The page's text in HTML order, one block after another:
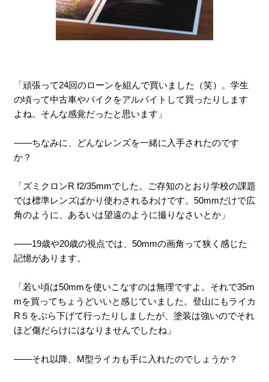
「頑張って24回のローンを組んで買いました（笑）。学生
の頃って中古車やバイクをアルバイトして買ったりします
よね。そんな感覚だったと思います」
――ちなみに、どんなレンズを一緒に入手されたのです
か？
「ズミクロンR f2/35mmでした。ご存知のとおり学校の課題
では標準レンズばかり使わされるわけです。50mmだけで広
角のように、あるいは望遠のように撮りなさいとか」
――19歳や20歳の視点では、50mmの画角って狭く感じた
記憶があります。
「若い頃は50mmを使いこなすのは無理ですよ。それで35m
mを買ってちょうどいいと感じていました。登山にもライカ
R５をぶら下げて行ったりしましたが、塗装は強いのでそれ
ほど傷だらけにはなりませんでしたね」
――それ以降、M型ライカも手に入れたのでしょうか？